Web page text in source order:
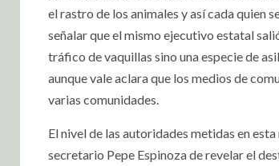
el rastro de los animales y así cada quien
señalar que el mismo ejecutivo estatal
tráfico de vaquillas sino una especie de
aunque vale aclara que los medios de
varias comunidades.
El nivel de las autoridades metidas en
secretario Pepe Espinoza de revelar el